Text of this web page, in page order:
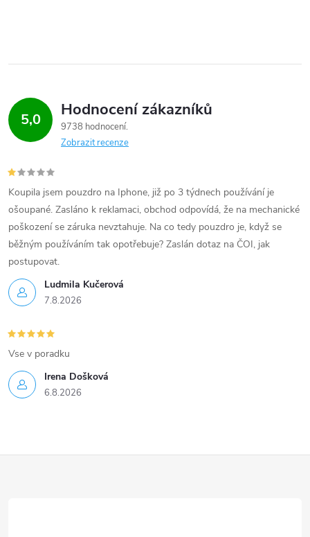
5,0 Hodnocení zákazníků
9738 hodnocení
Zobrazit recenze
Ludmila Kučerová
7.8.2026
Koupila jsem pouzdro na Iphone, již po 3 týdnech používání je
ošoupané. Zasláno k reklamaci, obchod odpovídá, že na mechanické
poškození se záruka nevztahuje. Na co tedy pouzdro je, když se
běžným používáním tak opotřebuje? Zaslán dotaz na ČOI, jak
postupovat.
Irena Došková
6.8.2026
Vse v poradku